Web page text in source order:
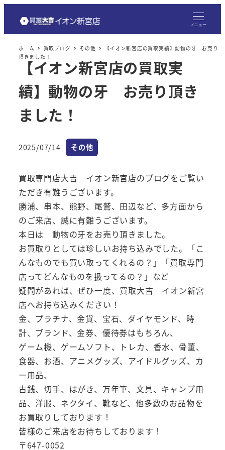
メニュー
ホーム 買取ブログ その他
【イオン新宮店の買取実績】動物の牙 お売り
頂きました！
【イオン新宮店の買取実
績】動物の牙 お売り頂き
ました！
投稿日
2025/07/14 カテゴリー
その他
買取専門店大吉 イオン新宮店のブログをご覧い
ただき有難うございます。
勝浦、串本、熊野、尾鷲、田辺など、多方面から
のご来店、誠に有難うございます。
本日は 動物の牙をお売り頂きました。
お買取りとしては珍しいお持ち込みでした。「こ
んなものでも買い取ってくれるの？」「買取専門
店ってどんなものを扱ってるの？」など
疑問があれば、ぜひ一度、買取大吉 イオン新宮
店へお持ち込みください！
金、プラチナ、金貨、宝石、ダイヤモンド、時
計、ブランド、金券、優待券はもちろん、
ゲーム機、ゲームソフト、トレカ、香水、骨董、
食器、お酒、アニメグッズ、アイドルグッズ、カ
ー用品、
古銭、切手、はがき、万年筆、文具、キャンプ用
品、洋服、ネクタイ、靴など、他多数のお品物を
お買取りしております！
皆様のご来店をお待ちしております！
〒647-0052